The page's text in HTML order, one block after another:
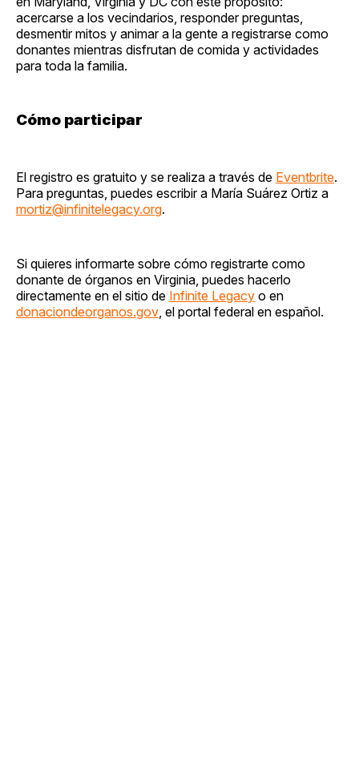
acercarse a los vecindarios, responder preguntas,
desmentir mitos y animar a la gente a registrarse como
donantes mientras disfrutan de comida y actividades
para toda la familia.
Cómo participar
El registro es gratuito y se realiza a través de Eventbrite.
Para preguntas, puedes escribir a María Suárez Ortiz a
mortiz@infinitelegacy.org.
Si quieres informarte sobre cómo registrarte como
donante de órganos en Virginia, puedes hacerlo
directamente en el sitio de Infinite Legacy o en
donaciondeorganos.gov , el portal federal en español.